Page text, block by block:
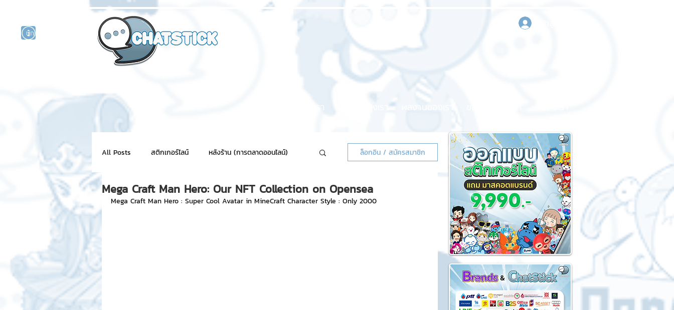
นักแสดงศิลปิน
ผลงานของเรา
All Posts สติกเกอร์ไลน์ หลังร้าน (การตลาดออนไลน์)
NFT for BRAND สติ๊กเกอร์ไลน์แจกฟรี
ล็อกอิน / สมัครสมาชิก
Mega Craft Man Hero: Our NFT Collection on Opensea
Mega Craft Man Hero : Super Cool Avatar in MineCraft Character Style : Only 2000